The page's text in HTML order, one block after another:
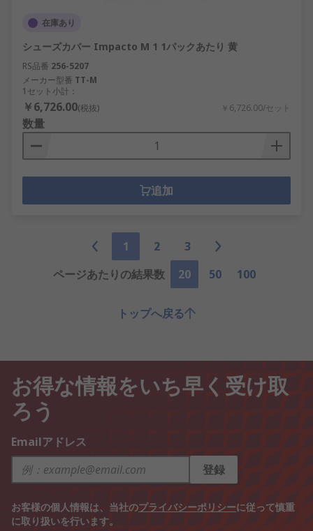
在庫あり
シューズカバー Impacto M 1 1パックあたり 黄
RS品番 256-5207
メーカー型番 TT-M
1セット小計：
￥6,726.00(税抜) ￥6,726.00/セット
数量
追加
1 2
3
ページあたりの結果数
20 50 100
トップへ戻る
お得な情報をいち早く受け取
ろう
Emailアドレス
登録
お客様の個人情報は、当社のプライバシーポリシーに従って慎重
に取り扱いを行います。